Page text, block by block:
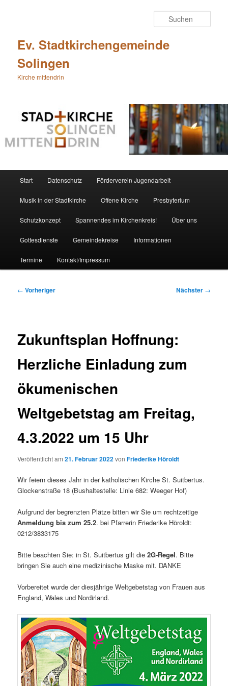
Ev. Stadtkirchengemeinde
Solingen
Kirche mittendrin
Start Datenschutz Förderverein Jugendarbeit
Musik in der Stadtkirche Offene Kirche Presbyterium
Schutzkonzept Spannendes im Kirchenkreis! Über uns
Gottesdienste Gemeindekreise Informationen
Termine Kontakt/Impressum
Beitragsnavigation
← Vorheriger Nächster →
Zukunftsplan Hoffnung:
Herzliche Einladung zum
ökumenischen
Weltgebetstag am Freitag,
4.3.2022 um 15 Uhr
Veröffentlicht am21. Februar 2022vonFriederike Höroldt
Wir feiern dieses Jahr in der katholischen Kirche St. Suitbertus.
Glockenstraße 18 (Bushaltestelle: Linie 682: Weeger Hof)
Aufgrund der begrenzten Plätze bitten wir Sie um rechtzeitige
Anmeldung bis zum 25.2. bei Pfarrerin Friederike Höroldt:
0212/3833175
Bitte beachten Sie: in St. Suitbertus gilt die2G-Regel. Bitte
bringen Sie auch eine medizinische Maske mit. DANKE
Vorbereitet wurde der diesjährige Weltgebetstag von Frauen aus
England, Wales und Nordirland.